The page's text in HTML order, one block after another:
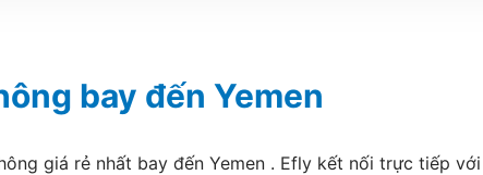
bay đến Yemen
giá rẻ nhất bay đến Yemen . Efly kết nối trực tiếp